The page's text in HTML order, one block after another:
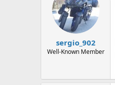
sergio_902
Well-Known Member